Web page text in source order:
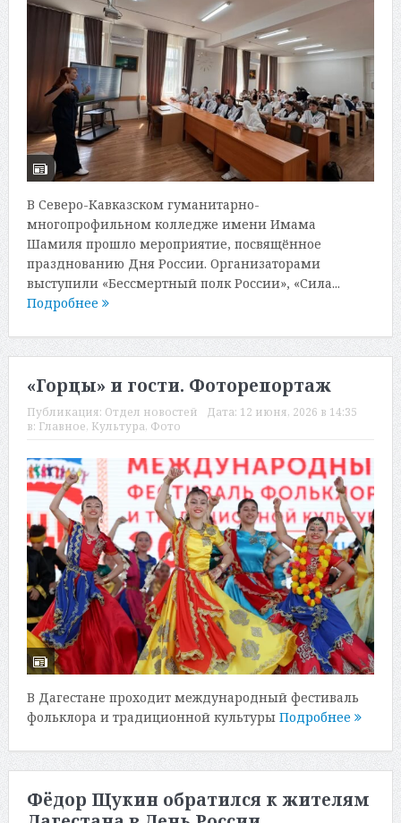
В Северо-Кавказском гуманитарно-
многопрофильном колледже имени Имама
Шамиля прошло мероприятие, посвящённое
празднованию Дня России. Организаторами
выступили «Бессмертный полк России», «Сила...
Подробнее
«Горцы» и гости. Фоторепортаж
Публикация: Отдел новостей Дата: 12 июня, 2026 в 14:35
в: Главное, Культура, Фото
В Дагестане проходит международный фестиваль
фольклора и традиционной культуры Подробнее
Фёдор Щукин обратился к жителям